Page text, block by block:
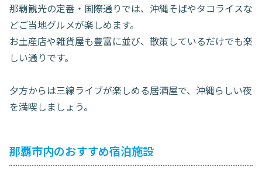
那覇観光の定番・国際通りでは、沖縄そばやタコライスな
どご当地グルメが楽しめます。
お土産店や雑貨屋も豊富に並び、散策しているだけでも楽
しい通りです。
夕方からは三線ライブが楽しめる居酒屋で、沖縄らしい夜
を満喫しましょう。
那覇市内のおすすめ宿泊施設